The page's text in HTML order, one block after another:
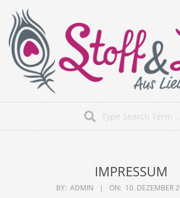
content
Stoff&Liebe
IMPRESSUM
BY: ADMIN ON: 10. DEZEMBER